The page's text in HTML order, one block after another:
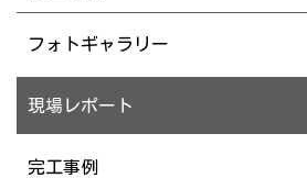
フォトギャラリー
現場レポート
完工事例